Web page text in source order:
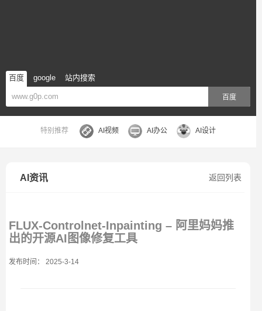
百度 google 站内搜索
百度
特别推荐 AI视频 AI办公 AI设计
返回列表
AI资讯
FLUX-Controlnet-Inpainting – 阿里妈妈推
出的开源AI图像修复工具
发布时间： 2025-3-14